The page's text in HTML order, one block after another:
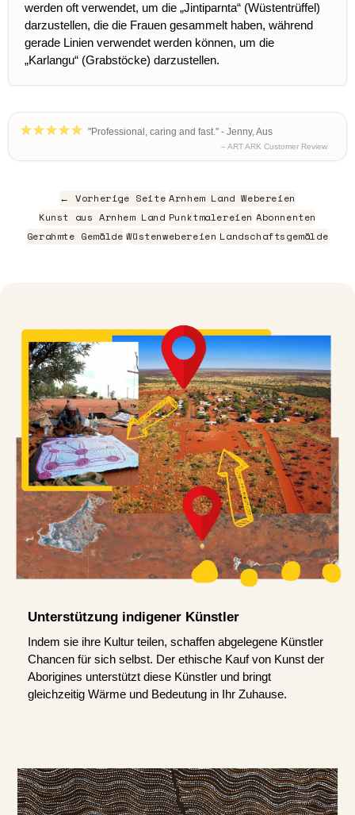
werden oft verwendet, um die „Jintiparnta“ (Wüstentrüffel)
darzustellen, die die Frauen gesammelt haben, während
gerade Linien verwendet werden können, um die
„Karlangu“ (Grabstöcke) darzustellen.
"Professional, caring and fast." - Jenny, Aus
– ART ARK Customer Review
← Vorherige Seite Arnhem Land Webereien
Kunst aus Arnhem Land Punktmalereien Abonnenten
Gerahmte Gemälde Wüstenwebereien Landschaftsgemälde
Unterstützung indigener Künstler
Indem sie ihre Kultur teilen, schaffen abgelegene Künstler
Chancen für sich selbst. Der ethische Kauf von Kunst der
Aborigines unterstützt diese Künstler und bringt
gleichzeitig Wärme und Bedeutung in Ihr Zuhause.